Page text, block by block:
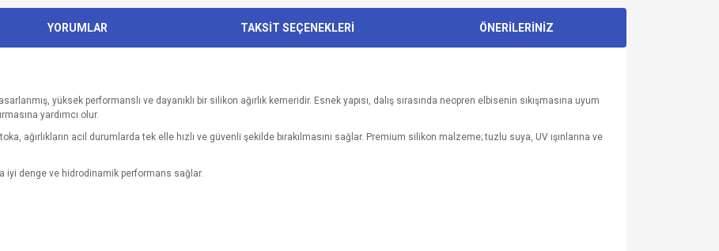
YORUMLAR TAKSİT SEÇENEKLERİ ÖNERİLERİNİZ
yüksek performanslı ve dayanıklı bir silikon ağırlık kemeridir. Esnek yapısı, dalış sırasında neopren elbisenin sıkışmasına uyum
yardımcı olur.
ağırlıkların acil durumlarda tek elle hızlı ve güvenli şekilde bırakılmasını sağlar. Premium silikon malzeme; tuzlu suya, UV ışınlarına ve
iyi denge ve hidrodinamik performans sağlar.